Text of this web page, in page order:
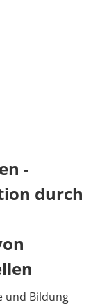
-
durch
und Bildung